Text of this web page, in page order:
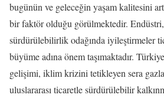
bugünün ve geleceğin yaşam kalitesini
bir faktör olduğu görülmektedir.
sürdürülebilirlik odağında iyileştirmeler
büyüme adına önem taşımaktadır.
gelişimi, iklim krizini tetikleyen sera
uluslararası ticaretle sürdürülebilir